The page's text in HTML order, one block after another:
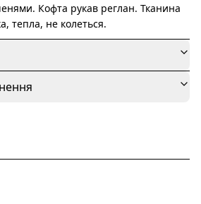
Кофта рукав реглан. Тканина
тепла, не колеться.